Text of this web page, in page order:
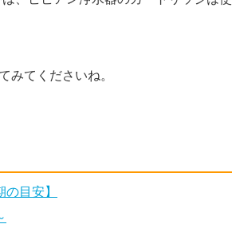
みてくださいね。
目安】